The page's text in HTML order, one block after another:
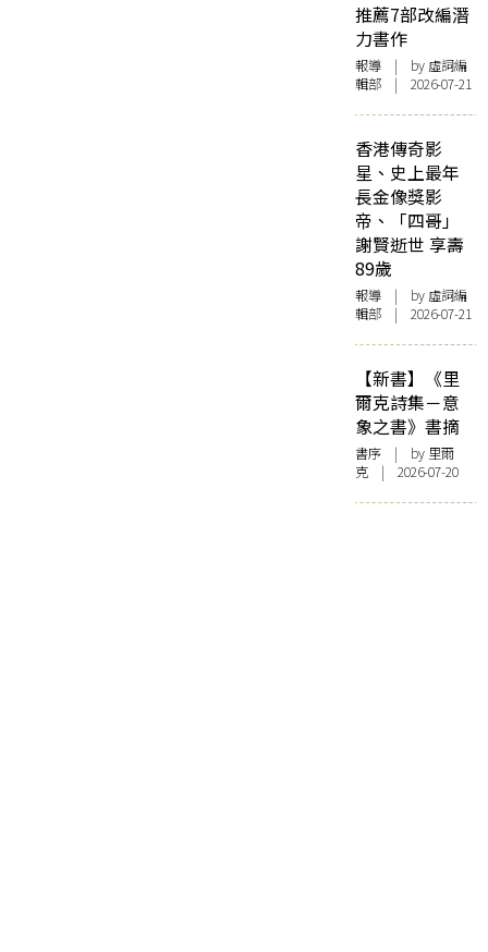
推薦7部改編潛
力書作
報導 | by 虛詞編
輯部 | 2026-07-21
香港傳奇影
星、史上最年
長金像獎影
帝、「四哥」
謝賢逝世 享壽
89歲
報導 | by 虛詞編
輯部 | 2026-07-21
【新書】《里
爾克詩集－意
象之書》書摘
書序 | by 里爾
克 | 2026-07-20